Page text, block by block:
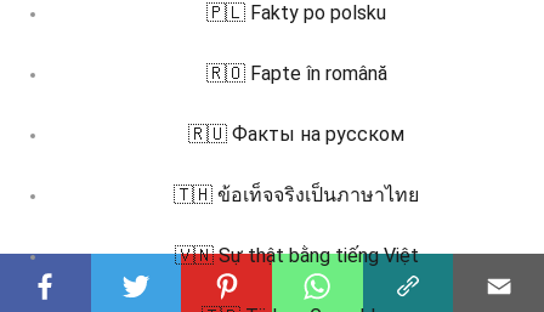
🇵🇱 Fakty po polsku
🇷🇴 Fapte în română
🇷🇺 Факты на русском
🇹🇭 ข้อเท็จจริงเป็นภาษาไทย
🇻🇳 Sự thật bằng tiếng Việt